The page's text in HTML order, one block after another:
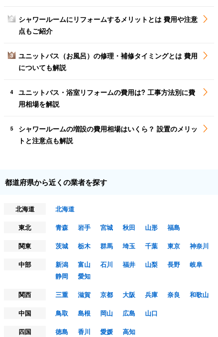
2
シャワールームにリフォームするメリットとは 費用や注意
点もご紹介
3
ユニットバス（お風呂）の修理・補修タイミングとは 費用
についても解説
4
ユニットバス・浴室リフォームの費用は? 工事方法別に費
用相場を解説
5
シャワールームの増設の費用相場はいくら？ 設置のメリッ
トと注意点も解説
都道府県から近くの業者を探す
北海道
北海道
東北
青森 岩手 宮城 秋田 山形
福島
関東
茨城 栃木 群馬 埼玉 千葉 東京
神奈川
中部
新潟 富山 石川 福井 山梨 長野
岐阜
静岡
愛知
関西
三重 滋賀 京都 大阪 兵庫 奈良
和歌山
中国
鳥取 島根 岡山 広島
山口
四国
徳島 香川 愛媛
高知